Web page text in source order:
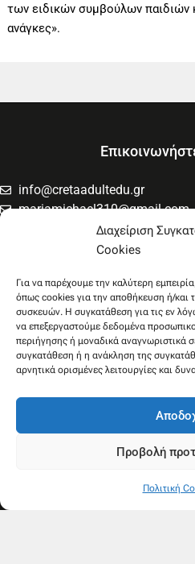
Διαχείριση
Cookies
Για να παρέχουμε την καλύτερη
όπως cookies για την αποθήκευση ή/και
συσκευών. Η συγκατάθεση για τις εν
να επεξεργαστούμε δεδομένα
περιήγησης ή μοναδικά αναγνωριστικά
συγκατάθεση ή η ανάκληση της
αρνητικά ορισμένες λειτουργίες και
Προβολή
Πολιτική
των ειδικών συμβούλων παιδιών
ανάγκες».
info@cretaadultedu.gr
mariamichael310@gmail.com